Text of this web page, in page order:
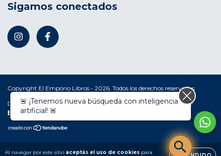
Al navegar por este sitio aceptás el uso de cookies para
Sigamos conectados
Copyright El Emporio Libros - 2026. Todos los derechos reservados.
Defensa de las y los consumidores. Para reclamos ingresá acá. /
Botón de arrepentimiento
🚨 ¡Tenemos nueva búsqueda con inteligencia
artificial! 🚨